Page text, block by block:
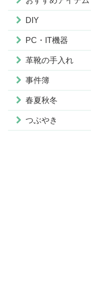
DIY
PC・IT機器
革靴の手入れ
事件簿
春夏秋冬
つぶやき